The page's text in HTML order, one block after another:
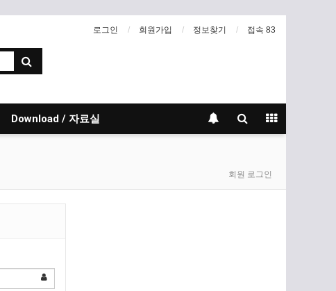
로그인 회원가입 정보찾기 접속 83
Download / 자료실
회원 로그인